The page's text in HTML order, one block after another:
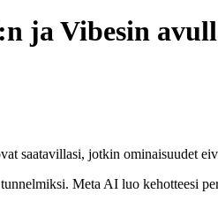
ja Vibesin
saatavillasi, jotkin ominaisuudet
Meta AI luo kehotteesi